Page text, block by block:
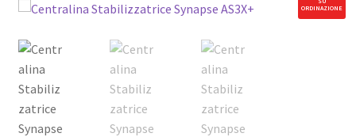
ORDINAZIONE